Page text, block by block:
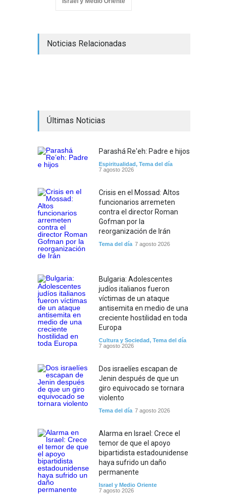
Noticias Relacionadas
Últimas Noticias
Parashá Re'eh: Padre e hijos
Espiritualidad, Tema del día
7 agosto 2026
Crisis en el Mossad: Altos
funcionarios arremeten
contra el director Roman
Gofman por la
reorganización de Irán
Tema del día 7 agosto 2026
Bulgaria: Adolescentes
judíos italianos fueron
víctimas de un ataque
antisemita en medio de una
creciente hostilidad en toda
Europa
Cultura y Sociedad, Tema del día
7 agosto 2026
Dos israelíes escapan de
Jenin después de que un
giro equivocado se tornara
violento
Tema del día 7 agosto 2026
Alarma en Israel: Crece el
temor de que el apoyo
bipartidista estadounidense
haya sufrido un daño
permanente
Israel y Medio Oriente
7 agosto 2026